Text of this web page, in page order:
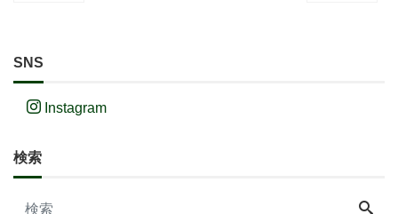
SNS
Instagram
検索